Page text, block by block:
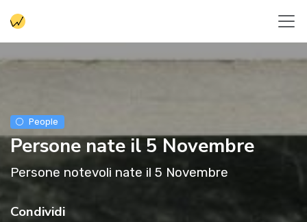
People
Persone nate il 5 Novembre
Persone notevoli nate il 5 Novembre
Condividi